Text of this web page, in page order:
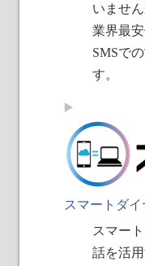
いません
業界最安
SMSで
す。
スマートダイ
スマー
話を活